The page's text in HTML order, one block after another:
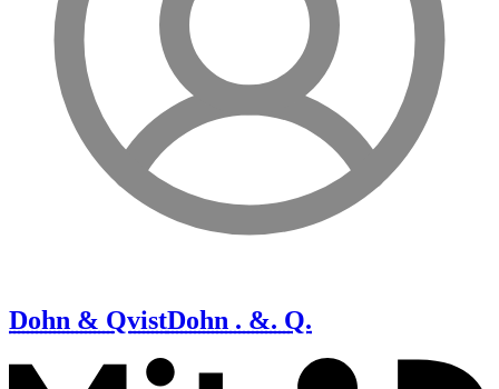
Dohn & QvistDohn . &. Q.